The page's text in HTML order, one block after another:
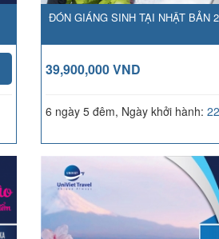
ĐÓN GIÁNG SINH TẠI NHẬT BẢN
39,900,000 VND
6 ngày 5 đêm, Ngày khởi hành: